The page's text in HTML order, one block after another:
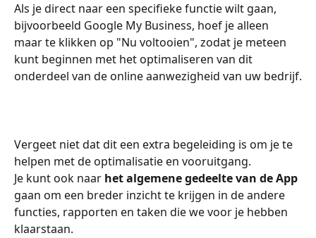
Als je direct naar een specifieke functie wilt gaan,
bijvoorbeeld Google My Business, hoef je alleen
maar te klikken op "Nu voltooien", zodat je meteen
kunt beginnen met het optimaliseren van dit
onderdeel van de online aanwezigheid van uw bedrijf.
Vergeet niet dat dit een extra begeleiding is om je te
helpen met de optimalisatie en vooruitgang.
Je kunt ook naar het algemene gedeelte van de App
gaan om een breder inzicht te krijgen in de andere
functies, rapporten en taken die we voor je hebben
klaarstaan.